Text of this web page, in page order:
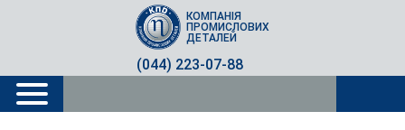
(044) 223-07-88
КОМПАНІЯ
ПРОМИСЛОВИХ
ДЕТАЛЕЙ